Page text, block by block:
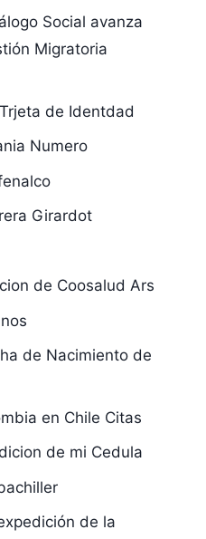
Social avanza
Migratoria
de Identdad
Numero
Girardot
de Coosalud Ars
de Nacimiento de
en Chile Citas
de mi Cedula
de la